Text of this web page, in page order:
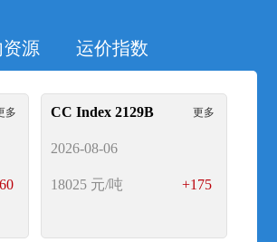
变更货权，有
转，同时配套
营。
资源 运价指数
多 CC Index 2129B 更多
2026-08-06
18025元/吨 +175